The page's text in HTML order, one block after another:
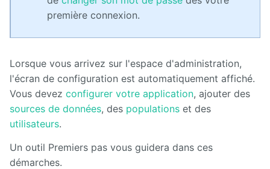
première connexion.
Lorsque vous arrivez sur l'espace d'administration,
l'écran de configuration est automatiquement affiché.
Vous devez configurer votre application, ajouter des
sources de données, des populations et des
utilisateurs.
Un outil Premiers pas vous guidera dans ces
démarches.